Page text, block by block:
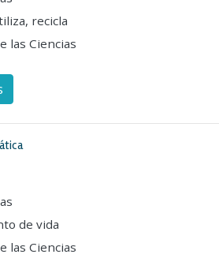
recicla
las Ciencias
de vida
las Ciencias